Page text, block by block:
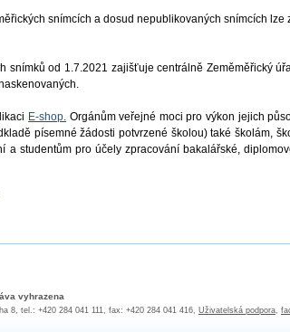
snímcích a dosud nepublikovaných snímcích lze
snímků od 1.7.2021 zajišťuje centrálně Zeměměřický
E-shop. Orgánům veřejné moci pro výkon jejich
písemné žádosti potvrzené školou) také školám,
a studentům pro účely zpracování bakalářské,
vyhrazena
8, tel.: +420 284 041 111, fax: +420 284 041 416, Uživatelská podpora,